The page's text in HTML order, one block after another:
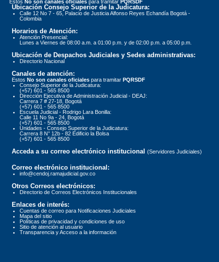
Estos No son canales oficiales para tramitar PQRSDF
Ubicación Consejo Superior de la Judicatura:
Calle 12 No 7 - 65, Palacio de Justicia Alfonso Reyes Echandía Bogotá -
Colombia
Horarios de Atención:
Atención Presencial:
Lunes a Viernes de 08:00 a.m. a 01:00 p.m. y de 02:00 p.m. a 05:00 p.m.
Ubicación de Despachos Judiciales y Sedes administrativas:
Directorio Nacional
Canales de atención:
Estos No son canales oficiales para tramitar PQRSDF
Consejo Superior de la Judicatura:
(+57) 601 - 565 8500
Dirección Ejecutiva de Administración Judicial - DEAJ:
Carrera 7 # 27-18, Bogotá
(+57) 601 - 565 8500
Escuela Judicial - Rodrigo Lara Bonilla:
Calle 11 No 9a - 24, Bogotá
(+57) 601 - 565 8500
Unidades - Consejo Superior de la Judicatura:
Carrera 8 N° 12b - 82 Edificio la Bolsa
(+57) 601 - 565 8500
Acceda a su correo electrónico institucional (Servidores Judiciales)
Correo electrónico institucional:
info@cendoj.ramajudicial.gov.co
Otros Correos electrónicos:
Directorio de Correos Electrónicos Institucionales
Enlaces de interés:
Cuentas de correo para Notificaciones Judiciales
Mapa del sitio
Políticas de privacidad y condiciones de uso
Sitio de atención al usuario
Transparencia y Acceso a la información